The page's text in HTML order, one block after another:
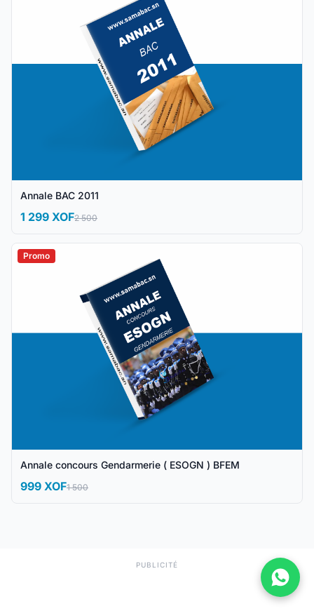
Annale BAC 2011
1 299 XOF2 500
Promo
Annale concours Gendarmerie ( ESOGN ) BFEM
999 XOF1 500
PUBLICITÉ